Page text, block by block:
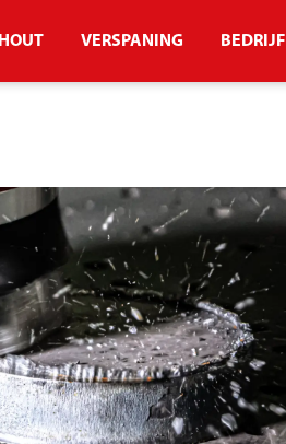
HOUT VERSPANING BEDRIJF